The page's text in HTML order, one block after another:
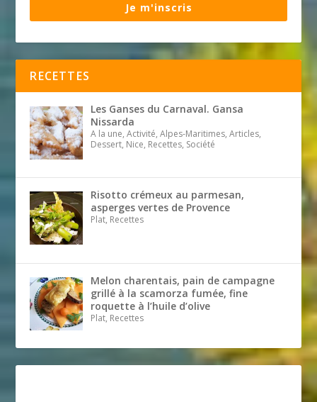
Je m'inscris
RECETTES
Les Ganses du Carnaval. Gansa
Nissarda
A la une, Activité, Alpes-Maritimes, Articles,
Dessert, Nice, Recettes, Société
Risotto crémeux au parmesan,
asperges vertes de Provence
Plat, Recettes
Melon charentais, pain de campagne
grillé à la scamorza fumée, fine
roquette à l’huile d’olive
Plat, Recettes